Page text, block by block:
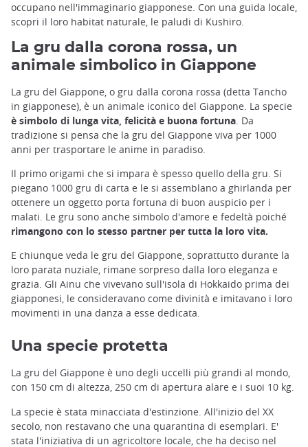
occupano nell'immaginario giapponese. Con una guida locale,
scopri il loro habitat naturale, le paludi di Kushiro.
La gru dalla corona rossa, un
animale simbolico in Giappone
La gru del Giappone, o gru dalla corona rossa (detta Tancho
in giapponese), è un animale iconico del Giappone. La specie
è simbolo di lunga vita, felicità e buona fortuna. Da
tradizione si pensa che la gru del Giappone viva per 1000
anni per trasportare le anime in paradiso.
Il primo origami che si impara è spesso quello della gru. Si
piegano 1000 gru di carta e le si assemblano a ghirlanda per
ottenere un oggetto porta fortuna di buon auspicio per i
malati. Le gru sono anche simbolo d'amore e fedeltà poiché
rimangono con lo stesso partner per tutta la loro vita.
E chiunque veda le gru del Giappone, soprattutto durante la
loro parata nuziale, rimane sorpreso dalla loro eleganza e
grazia. Gli Ainu che vivevano sull'isola di Hokkaido prima dei
giapponesi, le consideravano come divinità e imitavano i loro
movimenti in una danza a esse dedicata.
Una specie protetta
La gru del Giappone è uno degli uccelli più grandi al mondo,
con 150 cm di altezza, 250 cm di apertura alare e i suoi 10 kg.
La specie è stata minacciata d'estinzione. All'inizio del XX
secolo, non restavano che una quarantina di esemplari. E'
stata l'iniziativa di un agricoltore locale, che ha deciso nel